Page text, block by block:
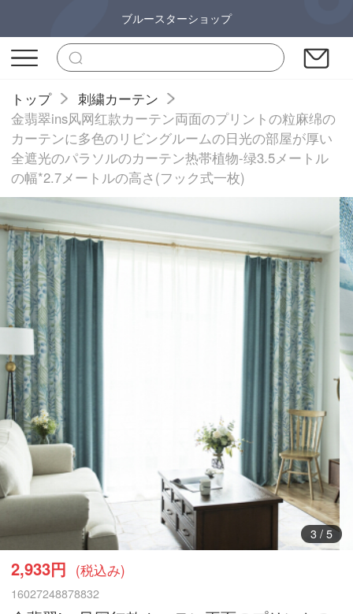
ブルースターショップ
トップ
刺繍カーテン
金翡翠ins风网红款カーテン両面のプリントの粒麻绵の
カーテンに多色のリビングルームの日光の部屋が厚い
全遮光のパラソルのカーテン热帯植物-绿3.5メートル
の幅*2.7メートルの高さ(フック式一枚)
3/ 5
2,933円 (税込み)
16027248878832